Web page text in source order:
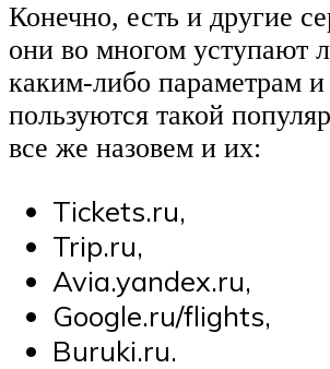
Конечно, есть и другие
они во многом уступают
каким-либо параметрам и
пользуются такой
все же назовем и их:
Tickets.ru,
Trip.ru,
Avia.yandex.ru,
Google.ru/flights,
Buruki.ru.